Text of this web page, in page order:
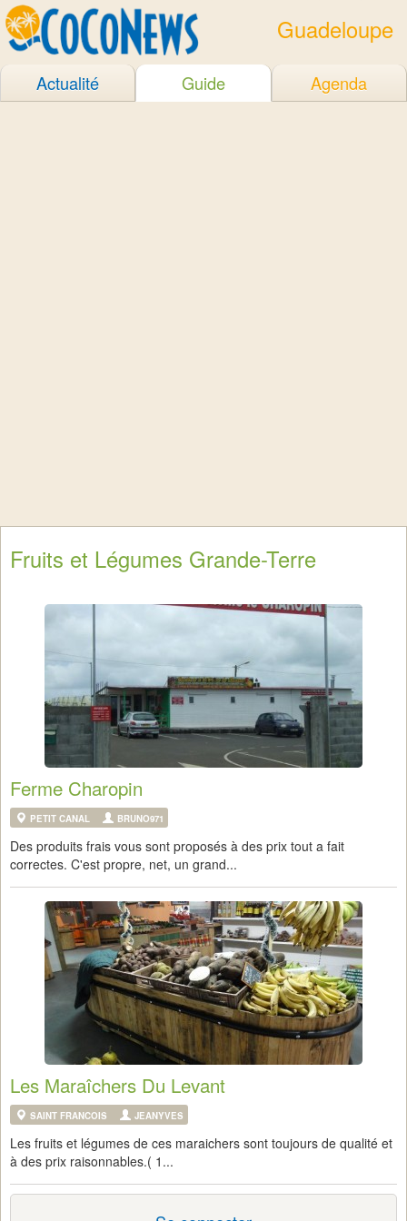
Guadeloupe
Actualité Guide Agenda
Fruits et Légumes Grande-Terre
Ferme Charopin
PETIT CANAL BRUNO971
Des produits frais vous sont proposés à des prix tout a fait
correctes. C'est propre, net, un grand...
Les Maraîchers Du Levant
SAINT FRANCOIS JEANYVES
Les fruits et légumes de ces maraichers sont toujours de qualité et
à des prix raisonnables.( 1...